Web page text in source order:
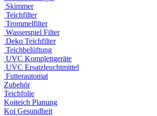
Skimmer
Teichfilter
Trommelfilter
Wasserspiel Filter
Deko Teichfilter
Teichbelüftung
UVC Komplettgeräte
UVC Ersatzleuchtmittel
Futterautomat
Zubehör
Teichfolie
Koiteich Planung
Koi Gesundheit